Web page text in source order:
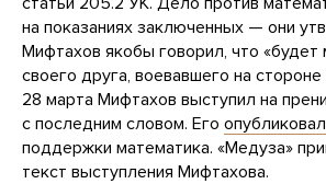
на показаниях заключенных — они
Мифтахов якобы говорил, что «будет
своего друга, воевавшего на
28 марта Мифтахов выступил на
с последним словом. Его
поддержки математика. «Медуза»
текст выступления Мифтахова.